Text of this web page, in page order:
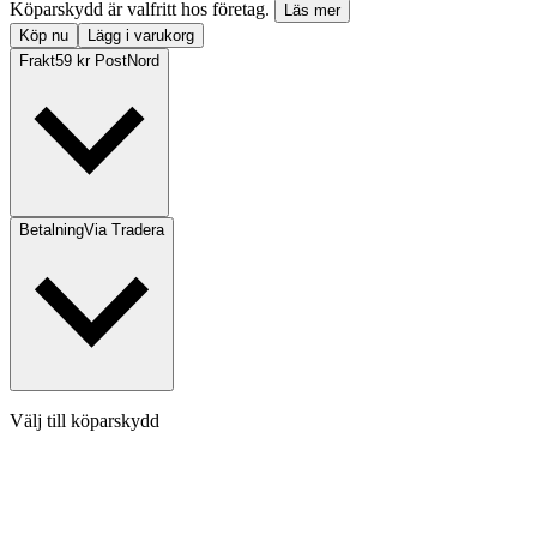
Köparskydd är valfritt hos företag.
Läs mer
Köp nu
Lägg i varukorg
Frakt59 kr PostNord
BetalningVia Tradera
Välj till köparskydd